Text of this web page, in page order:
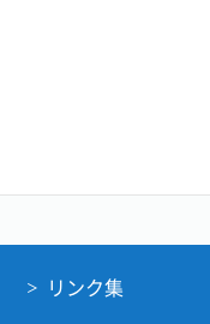
リンク集